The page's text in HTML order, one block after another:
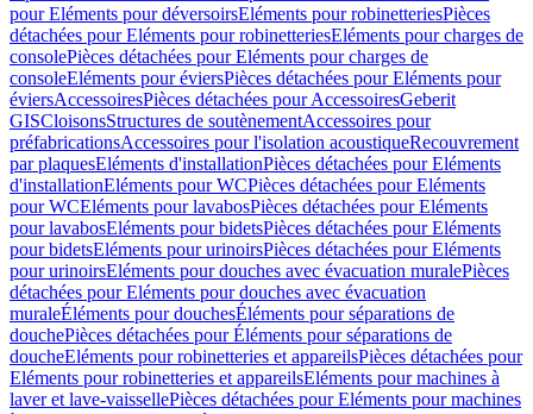
pour Eléments pour déversoirsEléments pour robinetteriesPièces
détachées pour Eléments pour robinetteriesEléments pour charges de
consolePièces détachées pour Eléments pour charges de
consoleEléments pour éviersPièces détachées pour Eléments pour
éviersAccessoiresPièces détachées pour AccessoiresGeberit
GISCloisonsStructures de soutènementAccessoires pour
préfabricationsAccessoires pour l'isolation acoustiqueRecouvrement
par plaquesEléments d'installationPièces détachées pour Eléments
d'installationEléments pour WCPièces détachées pour Eléments
pour WCEléments pour lavabosPièces détachées pour Eléments
pour lavabosEléments pour bidetsPièces détachées pour Eléments
pour bidetsEléments pour urinoirsPièces détachées pour Eléments
pour urinoirsEléments pour douches avec évacuation muralePièces
détachées pour Eléments pour douches avec évacuation
muraleÉléments pour douchesÉléments pour séparations de
douchePièces détachées pour Éléments pour séparations de
doucheEléments pour robinetteries et appareilsPièces détachées pour
Eléments pour robinetteries et appareilsEléments pour machines à
laver et lave-vaissellePièces détachées pour Eléments pour machines